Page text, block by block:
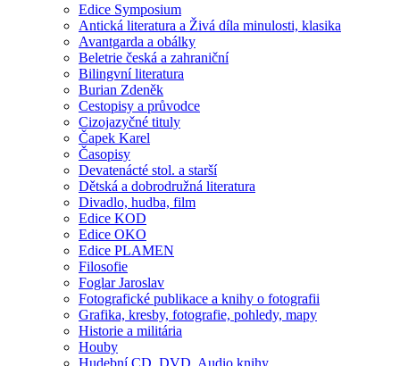
Edice Symposium
Antická literatura a Živá díla minulosti, klasika
Avantgarda a obálky
Beletrie česká a zahraniční
Bilingvní literatura
Burian Zdeněk
Cestopisy a průvodce
Cizojazyčné tituly
Čapek Karel
Časopisy
Devatenácté stol. a starší
Dětská a dobrodružná literatura
Divadlo, hudba, film
Edice KOD
Edice OKO
Edice PLAMEN
Filosofie
Foglar Jaroslav
Fotografické publikace a knihy o fotografii
Grafika, kresby, fotografie, pohledy, mapy
Historie a militária
Houby
Hudební CD, DVD, Audio knihy